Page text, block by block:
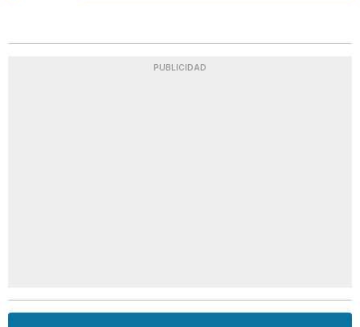
PUBLICIDAD